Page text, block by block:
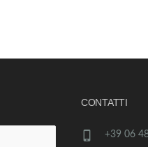
CONTATTI
+39 06